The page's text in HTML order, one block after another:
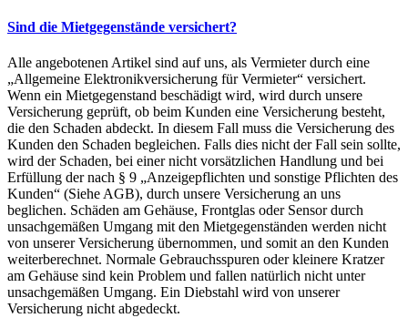
Sind die Mietgegenstände versichert?
Alle angebotenen Artikel sind auf uns, als Vermieter durch eine
„Allgemeine Elektronikversicherung für Vermieter“ versichert.
Wenn ein Mietgegenstand beschädigt wird, wird durch unsere
Versicherung geprüft, ob beim Kunden eine Versicherung besteht,
die den Schaden abdeckt. In diesem Fall muss die Versicherung des
Kunden den Schaden begleichen. Falls dies nicht der Fall sein sollte,
wird der Schaden, bei einer nicht vorsätzlichen Handlung und bei
Erfüllung der nach § 9 „Anzeigepflichten und sonstige Pflichten des
Kunden“ (Siehe AGB), durch unsere Versicherung an uns
beglichen. Schäden am Gehäuse, Frontglas oder Sensor durch
unsachgemäßen Umgang mit den Mietgegenständen werden nicht
von unserer Versicherung übernommen, und somit an den Kunden
weiterberechnet. Normale Gebrauchsspuren oder kleinere Kratzer
am Gehäuse sind kein Problem und fallen natürlich nicht unter
unsachgemäßen Umgang. Ein Diebstahl wird von unserer
Versicherung nicht abgedeckt.